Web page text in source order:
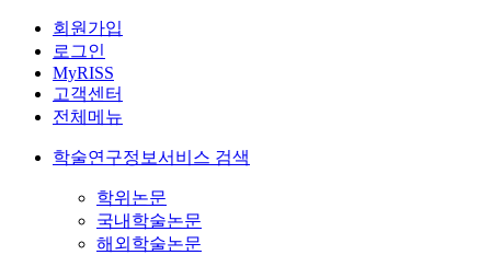
회원가입
로그인
MyRISS
고객센터
전체메뉴
학술연구정보서비스 검색
학위논문
국내학술논문
해외학술논문